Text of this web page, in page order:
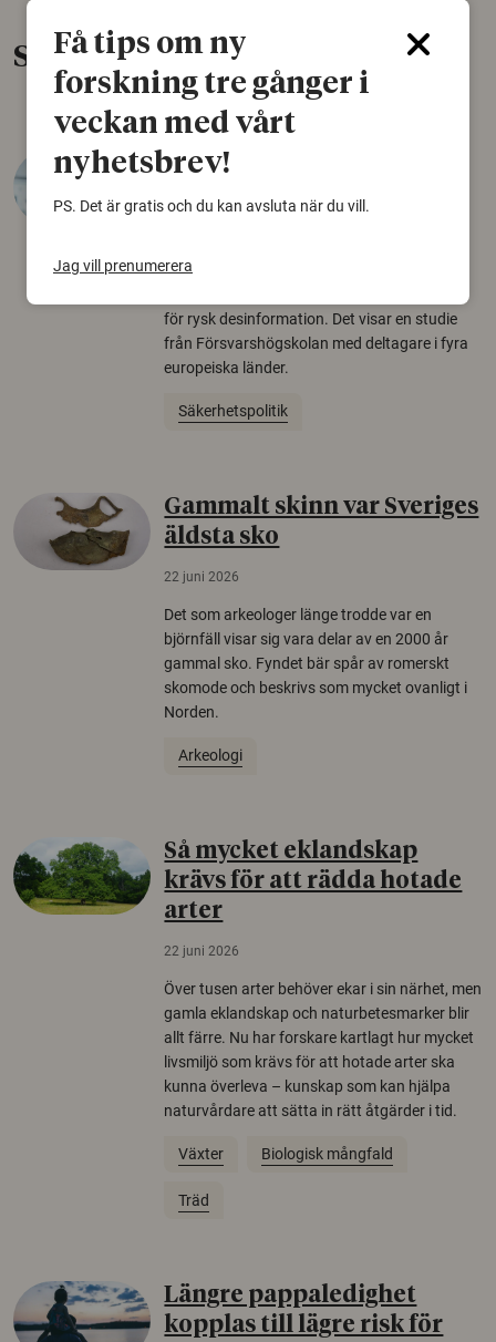
Senaste nytt
Varför tror vissa på rysk
Personer som är mer benägna att tro på
för rysk desinformation. Det visar en studie
från Försvarshögskolan med deltagare i fyra
europeiska länder.
Säkerhetspolitik
Gammalt skinn var Sveriges
äldsta sko
22 juni 2026
Det som arkeologer länge trodde var en
björnfäll visar sig vara delar av en 2000 år
gammal sko. Fyndet bär spår av romerskt
skomode och beskrivs som mycket ovanligt i
Norden.
Arkeologi
Så mycket eklandskap
krävs för att rädda hotade
arter
22 juni 2026
Över tusen arter behöver ekar i sin närhet, men
gamla eklandskap och naturbetesmarker blir
allt färre. Nu har forskare kartlagt hur mycket
livsmiljö som krävs för att hotade arter ska
kunna överleva – kunskap som kan hjälpa
naturvårdare att sätta in rätt åtgärder i tid.
Växter Biologisk mångfald
Träd
Längre pappaledighet
kopplas till lägre risk för
Få tips om ny
forskning tre gånger i
veckan med vårt
nyhetsbrev!
PS. Det är gratis och du kan avsluta när du vill.
Jag vill prenumerera